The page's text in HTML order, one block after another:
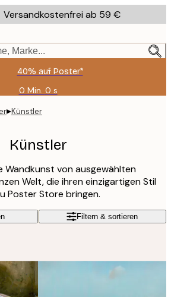
Versandkostenfrei ab 59 €
Marke...
40% auf Poster*
0 Min. 0 s
Gültig
2026-
09
▸Künstler
Künstler
Wandkunst von ausgewählten
Welt, die ihren einzigartigen Stil
Poster Store bringen.
Filtern & sortieren